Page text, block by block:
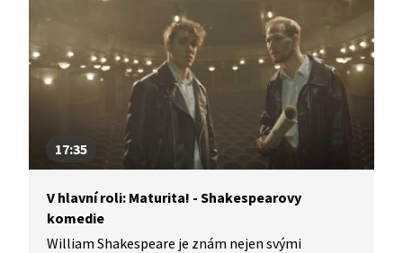
ve válečném šílenství, hledání pravdy a smyslu
života, ztráta ideálů i nevinnosti. To vše je epos
Vojna a mír slavného romanopisce Lva
Nikolajeviče Tolstého. Jak charakterizovat dílo
u maturity? Pomůže vám seriál V hlavní roli:
17:35
V hlavní roli: Maturita! - Shakespearovy
komedie
William Shakespeare je znám nejen svými